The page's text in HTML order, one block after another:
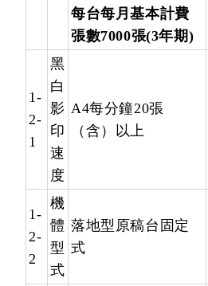
每台每月基本計費
張數7000張(3年期)
1-
2-
1
黑
白
影
印
速
度
A4每分鐘20張
（含）以上
1-
2-
2
機
體
型
式
落地型原稿台固定
式